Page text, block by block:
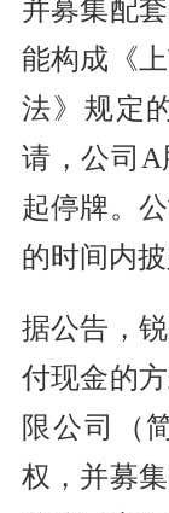
并募集配
能构成《
法》规定
请，公司A
起停牌。
的时间内
据公告，
付现金的
限公司（
权，并募